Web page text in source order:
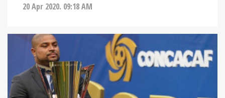
20 Apr 2020. 09:18 AM